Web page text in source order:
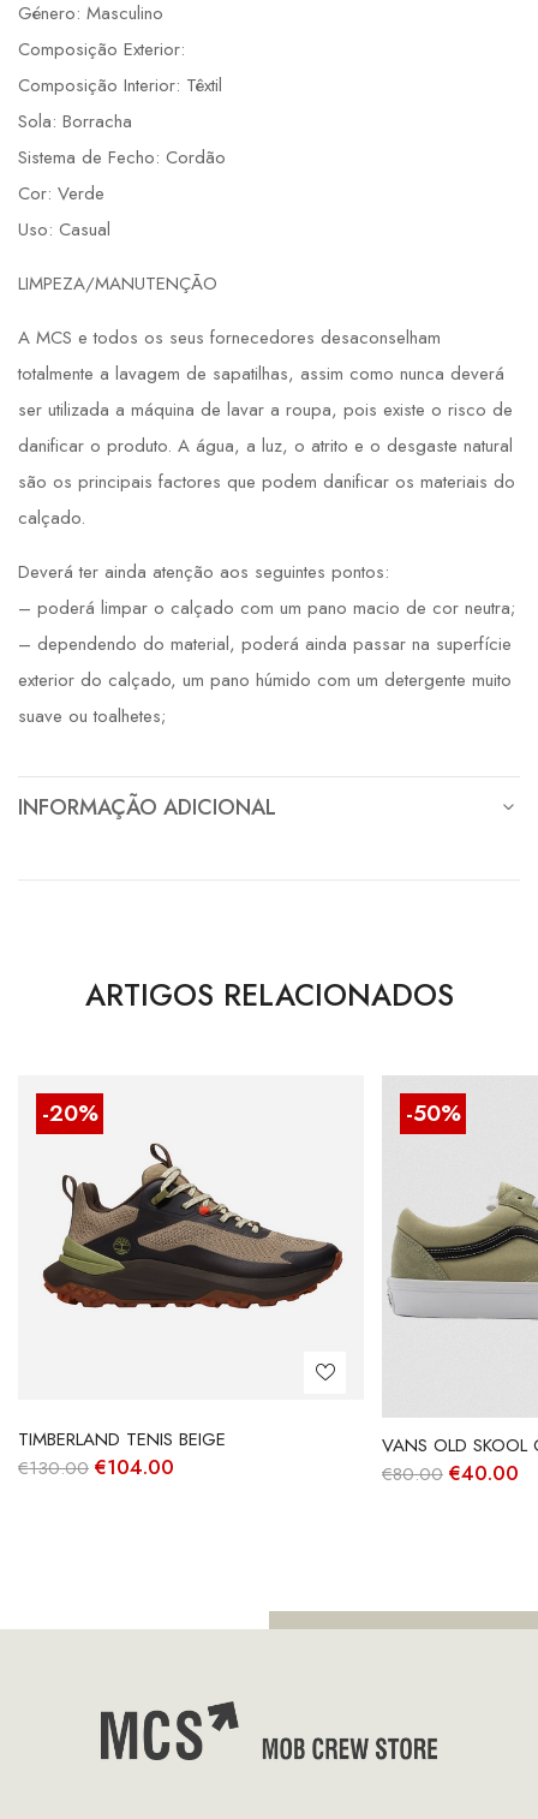
Género: Masculino
Composição Exterior:
Composição Interior: Têxtil
Sola: Borracha
Sistema de Fecho: Cordão
Cor: Verde
Uso: Casual
LIMPEZA/MANUTENÇÃO
A MCS e todos os seus fornecedores desaconselham
totalmente a lavagem de sapatilhas, assim como nunca deverá
ser utilizada a máquina de lavar a roupa, pois existe o risco de
danificar o produto. A água, a luz, o atrito e o desgaste natural
são os principais factores que podem danificar os materiais do
calçado.
Deverá ter ainda atenção aos seguintes pontos:
– poderá limpar o calçado com um pano macio de cor neutra;
– dependendo do material, poderá ainda passar na superfície
exterior do calçado, um pano húmido com um detergente muito
suave ou toalhetes;
INFORMAÇÃO ADICIONAL
ARTIGOS RELACIONADOS
-20%
TIMBERLAND TENIS BEIGE
€130.00 O
€104.00
-50%
VANS OLD SKOOL
€80.00 O
€40.00